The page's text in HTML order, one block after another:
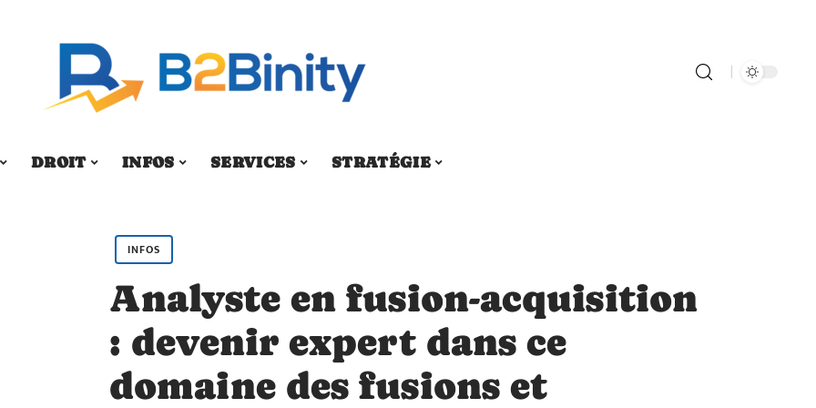
DROIT INFOS SERVICES STRATÉGIE
INFOS
Analyste en fusion-acquisition
: devenir expert dans ce
domaine des fusions et